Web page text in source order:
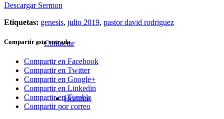
Contactar
Horarios
Descargar Sermon
Etiquetas: genesis, julio 2019, pastor david rodriguez
Compartir esta entrada
Compartir en Facebook
Compartir en Twitter
Compartir en Google+
Compartir en Linkedin
Compartir en Tumblr
Compartir por correo